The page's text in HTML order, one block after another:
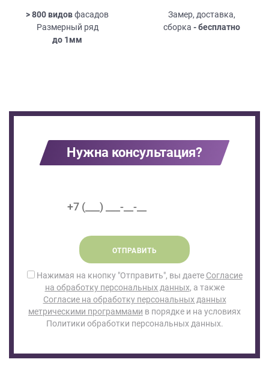
> 800 видовфасадов
Размерный ряд
до 1мм
Замер, доставка,
сборка - бесплатно
Нужна консультация?
ОТПРАВИТЬ
Нажимая на кнопку "Отправить", вы даете Согласие
на обработку персональных данных, а также
Согласие на обработку персональных данных
метрическими программами в порядке и на условиях
Политики обработки персональных данных.